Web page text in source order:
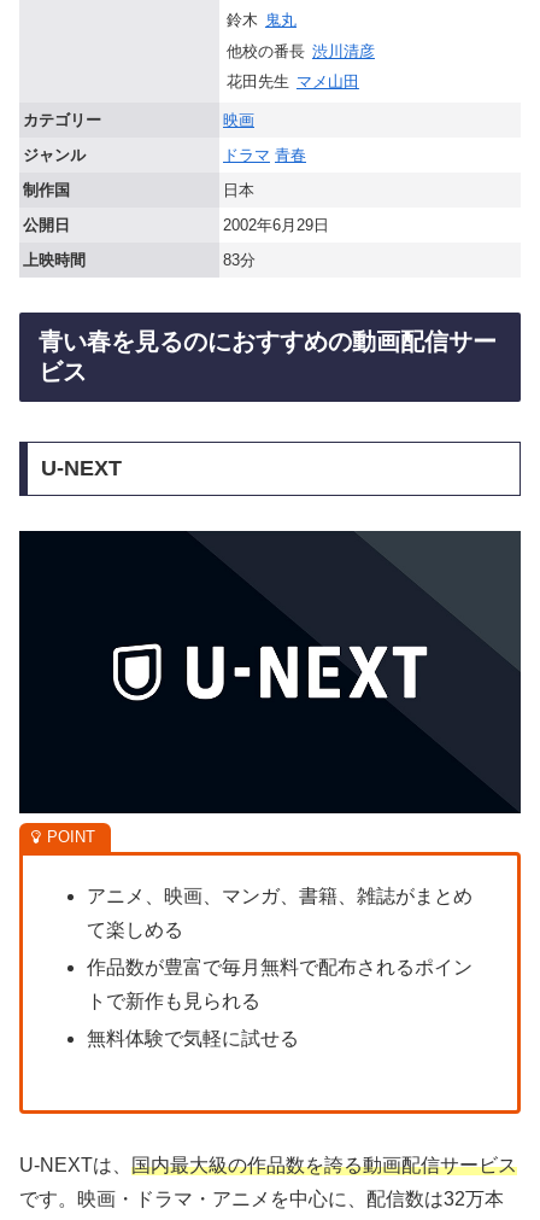
鈴木 鬼丸
他校の番長 渋川清彦
花田先生 マメ山田
カテゴリー
映画
ジャンル
ドラマ 青春
制作国
日本
公開日
2002年6月29日
上映時間
83分
青い春を見るのにおすすめの動画配信サー
ビス
U-NEXT
アニメ、映画、マンガ、書籍、雑誌がまとめ
て楽しめる
作品数が豊富で毎月無料で配布されるポイン
トで新作も見られる
無料体験で気軽に試せる
U-NEXTは、 国内最大級の作品数を誇る動画配信サービス
です。映画・ドラマ・アニメを中心に、配信数は32万本